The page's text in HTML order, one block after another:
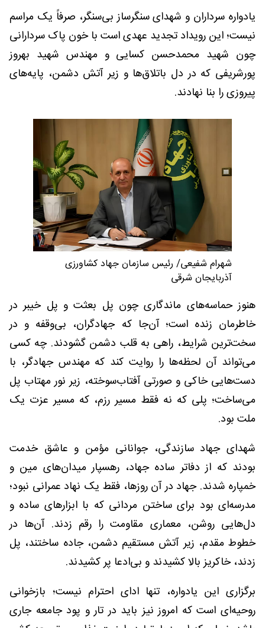
یادواره‌ سرداران و شهدای سنگرساز بی‌سنگر، صرفاً یک مراسم
نیست؛ این رویداد تجدید عهدی است با خون پاک سردارانی
چون شهید محمدحسن کسایی و مهندس شهید بهروز
پورشریفی که در دل باتلاق‌ها و زیر آتش دشمن، پایه‌های
پیروزی را بنا نهادند.
شهرام شفیعی/ رئیس سازمان جهاد کشاورزی
آذربایجان شرقی
هنوز حماسه‌های ماندگاری چون پل بعثت و پل خیبر در
خاطرمان زنده است؛ آن‌جا که جهادگران، بی‌وقفه و در
سخت‌ترین شرایط، راهی به قلب دشمن گشودند. چه کسی
می‌تواند آن لحظه‌ها را روایت کند که مهندس جهادگر، با
دست‌هایی خاکی و صورتی آفتاب‌سوخته، زیر نور مهتاب پل
می‌ساخت؛ پلی که نه فقط مسیر رزم، که مسیر عزت یک
ملت بود.
شهدای جهاد سازندگی، جوانانی مؤمن و عاشق خدمت
بودند که از دفاتر ساده جهاد، رهسپار میدان‌های مین و
خمپاره شدند. جهاد در آن روزها، فقط یک نهاد عمرانی نبود؛
مدرسه‌ای بود برای ساختن مردانی که با ابزارهای ساده و
دل‌هایی روشن، معماری مقاومت را رقم زدند. آن‌ها در
خطوط مقدم، زیر آتش مستقیم دشمن، جاده ساختند، پل
زدند، خاکریز بالا کشیدند و بی‌ادعا پر کشیدند.
برگزاری این یادواره، تنها ادای احترام نیست؛ بازخوانی
روحیه‌ای است که امروز نیز باید در تار و پود جامعه جاری